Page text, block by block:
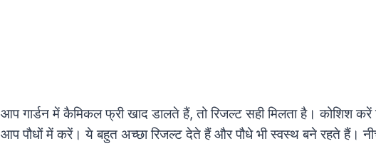
आप गार्डन में कैमिकल फ्री खाद डालते हैं, तो रिजल्ट सही मिलता है। कोशिश
आप पौधों में करें। ये बहुत अच्छा रिजल्ट देते हैं और पौधे भी स्वस्थ बने रहते हैं।